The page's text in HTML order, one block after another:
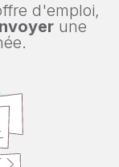
d'emploi,
une